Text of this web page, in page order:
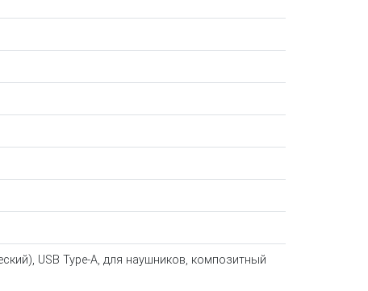
USB Type-A, для наушников, композитный